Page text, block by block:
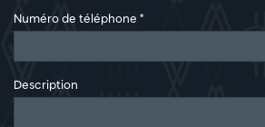
Numéro de téléphone *
Description